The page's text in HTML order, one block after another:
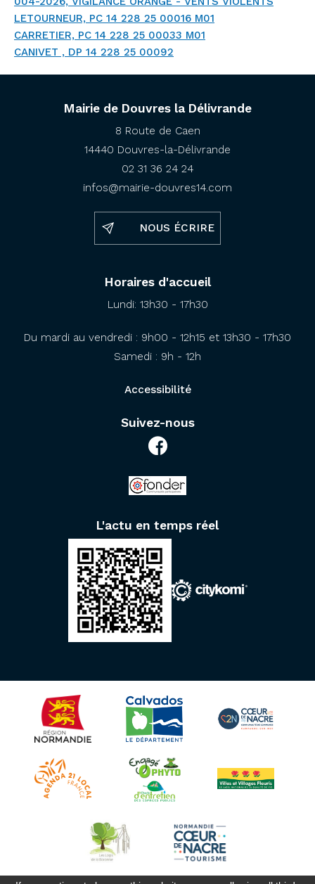
LETOURNEUR, PC 14 228 25 00016 M01
CARRETIER, PC 14 228 25 00033 M01
CANIVET , DP 14 228 25 00092
Mairie de Douvres la Délivrande
8 Route de Caen
14440 Douvres-la-Délivrande
02 31 36 24 24
infos@mairie-douvres14.com
NOUS ÉCRIRE
Horaires d'accueil
Lundi: 13h30 - 17h30
Du mardi au vendredi : 9h00 - 12h15 et 13h30 - 17h30
Samedi : 9h - 12h
Accessibilité
Suivez-nous
L'actu en temps réel